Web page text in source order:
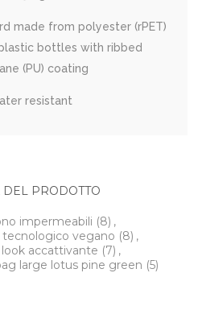
made from polyester (rPET)
bottles with ribbed
(PU) coating
resistant
DEL PRODOTTO
impermeabili (8) ,
vegano (8) ,
look accattivante (7) ,
large lotus pine green (5)